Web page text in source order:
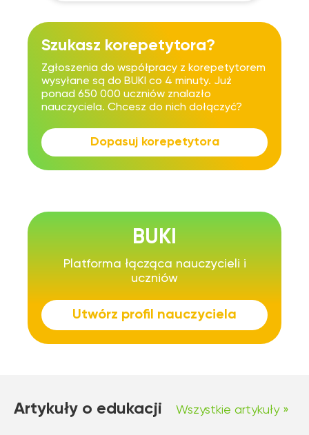
Szukasz korepetytora?
Zgłoszenia do współpracy z korepetytorem
wysyłane są do BUKI co 4 minuty. Już
ponad 650 000 uczniów znalazło
nauczyciela. Chcesz do nich dołączyć?
Dopasuj korepetytora
BUKI
Platforma łącząca nauczycieli i
uczniów
Utwórz profil nauczyciela
Artykuły o edukacji Wszystkie artykuły »